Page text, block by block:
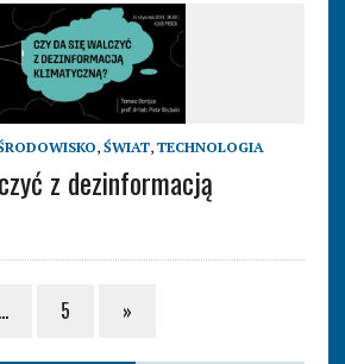
, ŚWIAT, TECHNOLOGIA
z dezinformacją
… 5 »